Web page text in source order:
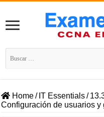
Buscar:
Home/ IT Essentials/
Configuración de usuarios y